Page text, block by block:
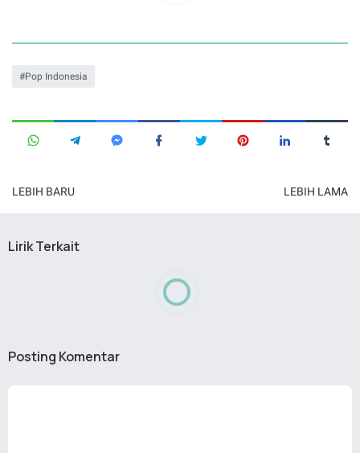
Pop Indonesia
LEBIH BARU LEBIH LAMA
Lirik Terkait
Posting Komentar